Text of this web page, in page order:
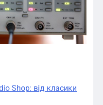
Shop: від класики